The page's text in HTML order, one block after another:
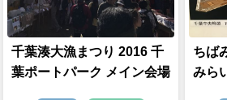
千葉湊大漁まつり 2016 千
葉ポートパーク メイン会場
ちば
みら